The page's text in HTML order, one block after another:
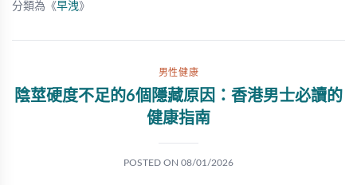
分類為《早洩》
男性健康
陰莖硬度不足的6個隱藏原因：香港男士必讀的
健康指南
POSTED ON 08/01/2026